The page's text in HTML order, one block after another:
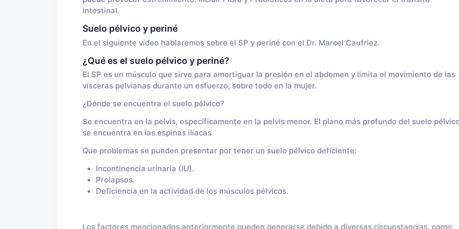
intestinal.
Suelo pélvico y periné
En el siguiente vídeo hablaremos sobre el SP y periné con el Dr. Marcel Caufriez.
¿Qué es el suelo pélvico y periné?
El SP es un músculo que sirve para amortiguar la presión en el abdomen y limita el movimiento de las
vísceras pelvianas durante un esfuerzo, sobre todo en la mujer.
¿Dónde se encuentra el suelo pélvico?
Se encuentra en la pelvis, específicamente en la pelvis menor. El plano más profundo del suelo
se encuentra en las espinas iliacas
Que problemas se pueden presentar por tener un suelo pélvico deficiente:
Incontinencia urinaria (IU).
Prolapsos.
Deficiencia en la actividad de los músculos pélvicos.
Los factores mencionados anteriormente pueden generarse debido a diversas circunstancias, como: